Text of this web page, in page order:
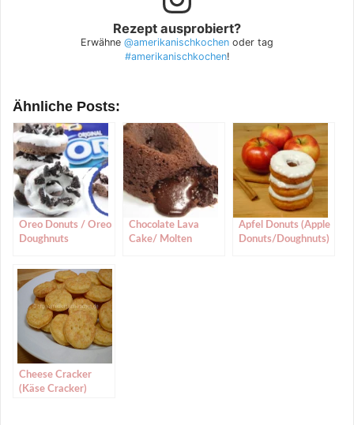
Rezept ausprobiert?
Erwähne @amerikanischkochen oder tag
#amerikanischkochen!
Ähnliche Posts:
Oreo Donuts / Oreo
Doughnuts
Chocolate Lava
Cake/ Molten
Apfel Donuts (Apple
Donuts/Doughnuts)
Cheese Cracker
(Käse Cracker)